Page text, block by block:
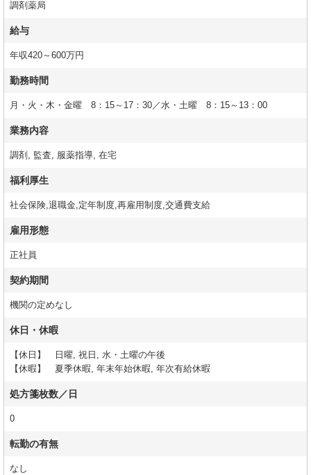
調剤薬局
給与
年収420～600万円
勤務時間
月・火・木・金曜 8：15～17：30／水・土曜 8：15～13：00
業務内容
調剤, 監査, 服薬指導, 在宅
福利厚生
社会保険,退職金,定年制度,再雇用制度,交通費支給
雇用形態
正社員
契約期間
機関の定めなし
休日・休暇
【休日】 日曜, 祝日, 水・土曜の午後
【休暇】 夏季休暇, 年末年始休暇, 年次有給休暇
処方箋枚数／日
0
転勤の有無
なし